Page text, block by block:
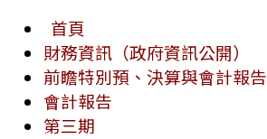
首頁
財務資訊（政府資訊公開）
前瞻特別預、決算與會計報告
會計報告
第三期